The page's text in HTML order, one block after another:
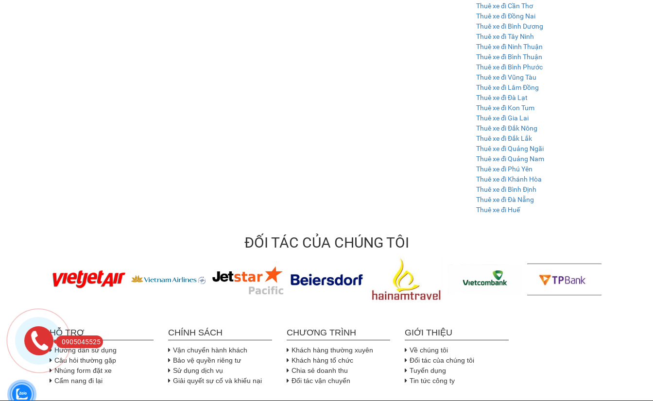
Thuê xe đi Cần Thơ
Thuê xe đi Đồng Nai
Thuê xe đi Bình Dương
Thuê xe đi Tây Ninh
Thuê xe đi Ninh Thuận
Thuê xe đi Bình Thuận
Thuê xe đi Bình Phước
Thuê xe đi Vũng Tàu
Thuê xe đi Lâm Đồng
Thuê xe đi Đà Lạt
Thuê xe đi Kon Tum
Thuê xe đi Gia Lai
Thuê xe đi Đắk Nông
Thuê xe đi Đắk Lắk
Thuê xe đi Quảng Ngãi
Thuê xe đi Quảng Nam
Thuê xe đi Phú Yên
Thuê xe đi Khánh Hòa
Thuê xe đi Bình Định
Thuê xe đi Đà Nẵng
Thuê xe đi Huế
ĐỐI TÁC CỦA CHÚNG TÔI
HỖ TRỢ
Hướng dẫn sử dụng
Câu hỏi thường gặp
Nhúng form đặt xe
Cẩm nang đi lại
CHÍNH SÁCH
Vận chuyển hành khách
Bảo vệ quyền riêng tư
Sử dụng dịch vụ
Giải quyết sự cố và khiếu nại
CHƯƠNG TRÌNH
Khách hàng thường xuyên
Khách hàng tổ chức
Chia sẻ doanh thu
Đối tác vận chuyển
GIỚI THIỆU
Về chúng tôi
Đối tác của chúng tôi
Tuyển dụng
Tin tức công ty
0905045525